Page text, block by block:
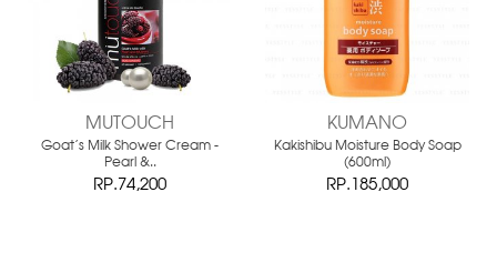
MUTOUCH
Goat's Milk Shower Cream -
Pearl &..
RP.74,200
KUMANO
Kakishibu Moisture Body Soap
(600ml)
RP.185,000